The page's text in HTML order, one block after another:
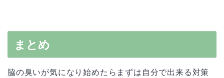
まとめ
脇の臭いが気になり始めたらまずは自分で出来る対策